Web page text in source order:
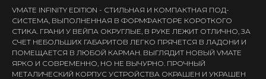
+375 (29) 126-36-01
cloudhouse56@gmail.com
cloudhouse56@gmail.com
VMATE INFINITY EDITION - СТИЛЬНАЯ И КОМПАКТНАЯ ПОД-
СИСТЕМА, ВЫПОЛНЕННАЯ В ФОРМФАКТОРЕ КОРОТКОГО
СТИКА. ГРАНИ У ВЕЙПА ОКРУГЛЫЕ, В РУКЕ ЛЕЖИТ ОТЛИЧНО, ЗА
СЧЕТ НЕБОЛЬШИХ ГАБАРИТОВ ЛЕГКО ПРЯЧЕТСЯ В ЛАДОНИ И
ПОМЕЩАЕТСЯ В ЛЮБОЙ КАРМАН. ВЫГЛЯДИТ НОВЫЙ VMATE
ЯРКО И СОВРЕМЕННО, НО НЕ ВЫЧУРНО. ПРОЧНЫЙ
МЕТАЛИЧЕСКИЙ КОРПУС УСТРОЙСТВА ОКРАШЕН И УКРАШЕН